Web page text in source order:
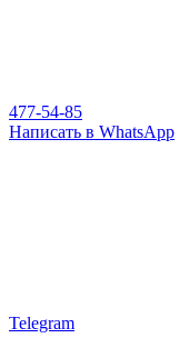
477-54-85
Написать в WhatsApp
Telegram